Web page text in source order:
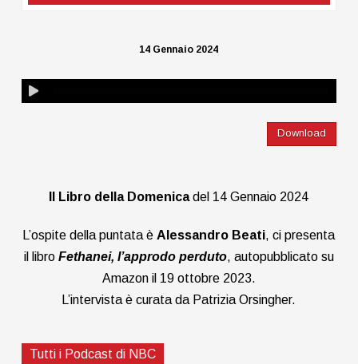
14 Gennaio 2024
Download
Il Libro della Domenicadel 14 Gennaio 2024
L’ospite della puntata èAlessandro Beati, ci presenta
il libro Fethanei, l’approdo perduto, autopubblicato su
Amazon il 19 ottobre 2023.
L’intervista è curata da Patrizia Orsingher.
Tutti i Podcast di NBC